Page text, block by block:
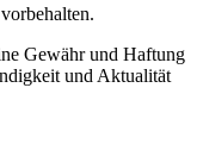
Gewähr und Haftung
und Aktualität